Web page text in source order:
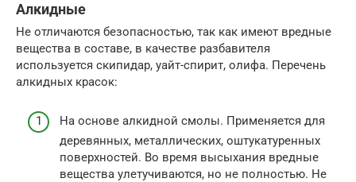
Алкидные
Не отличаются безопасностью, так как имеют вредные
вещества в составе, в качестве разбавителя
используется скипидар, уайт-спирит, олифа. Перечень
алкидных красок:
На основе алкидной смолы. Применяется для
деревянных, металлических, оштукатуренных
поверхностей. Во время высыхания вредные
вещества улетучиваются, но не полностью. Не